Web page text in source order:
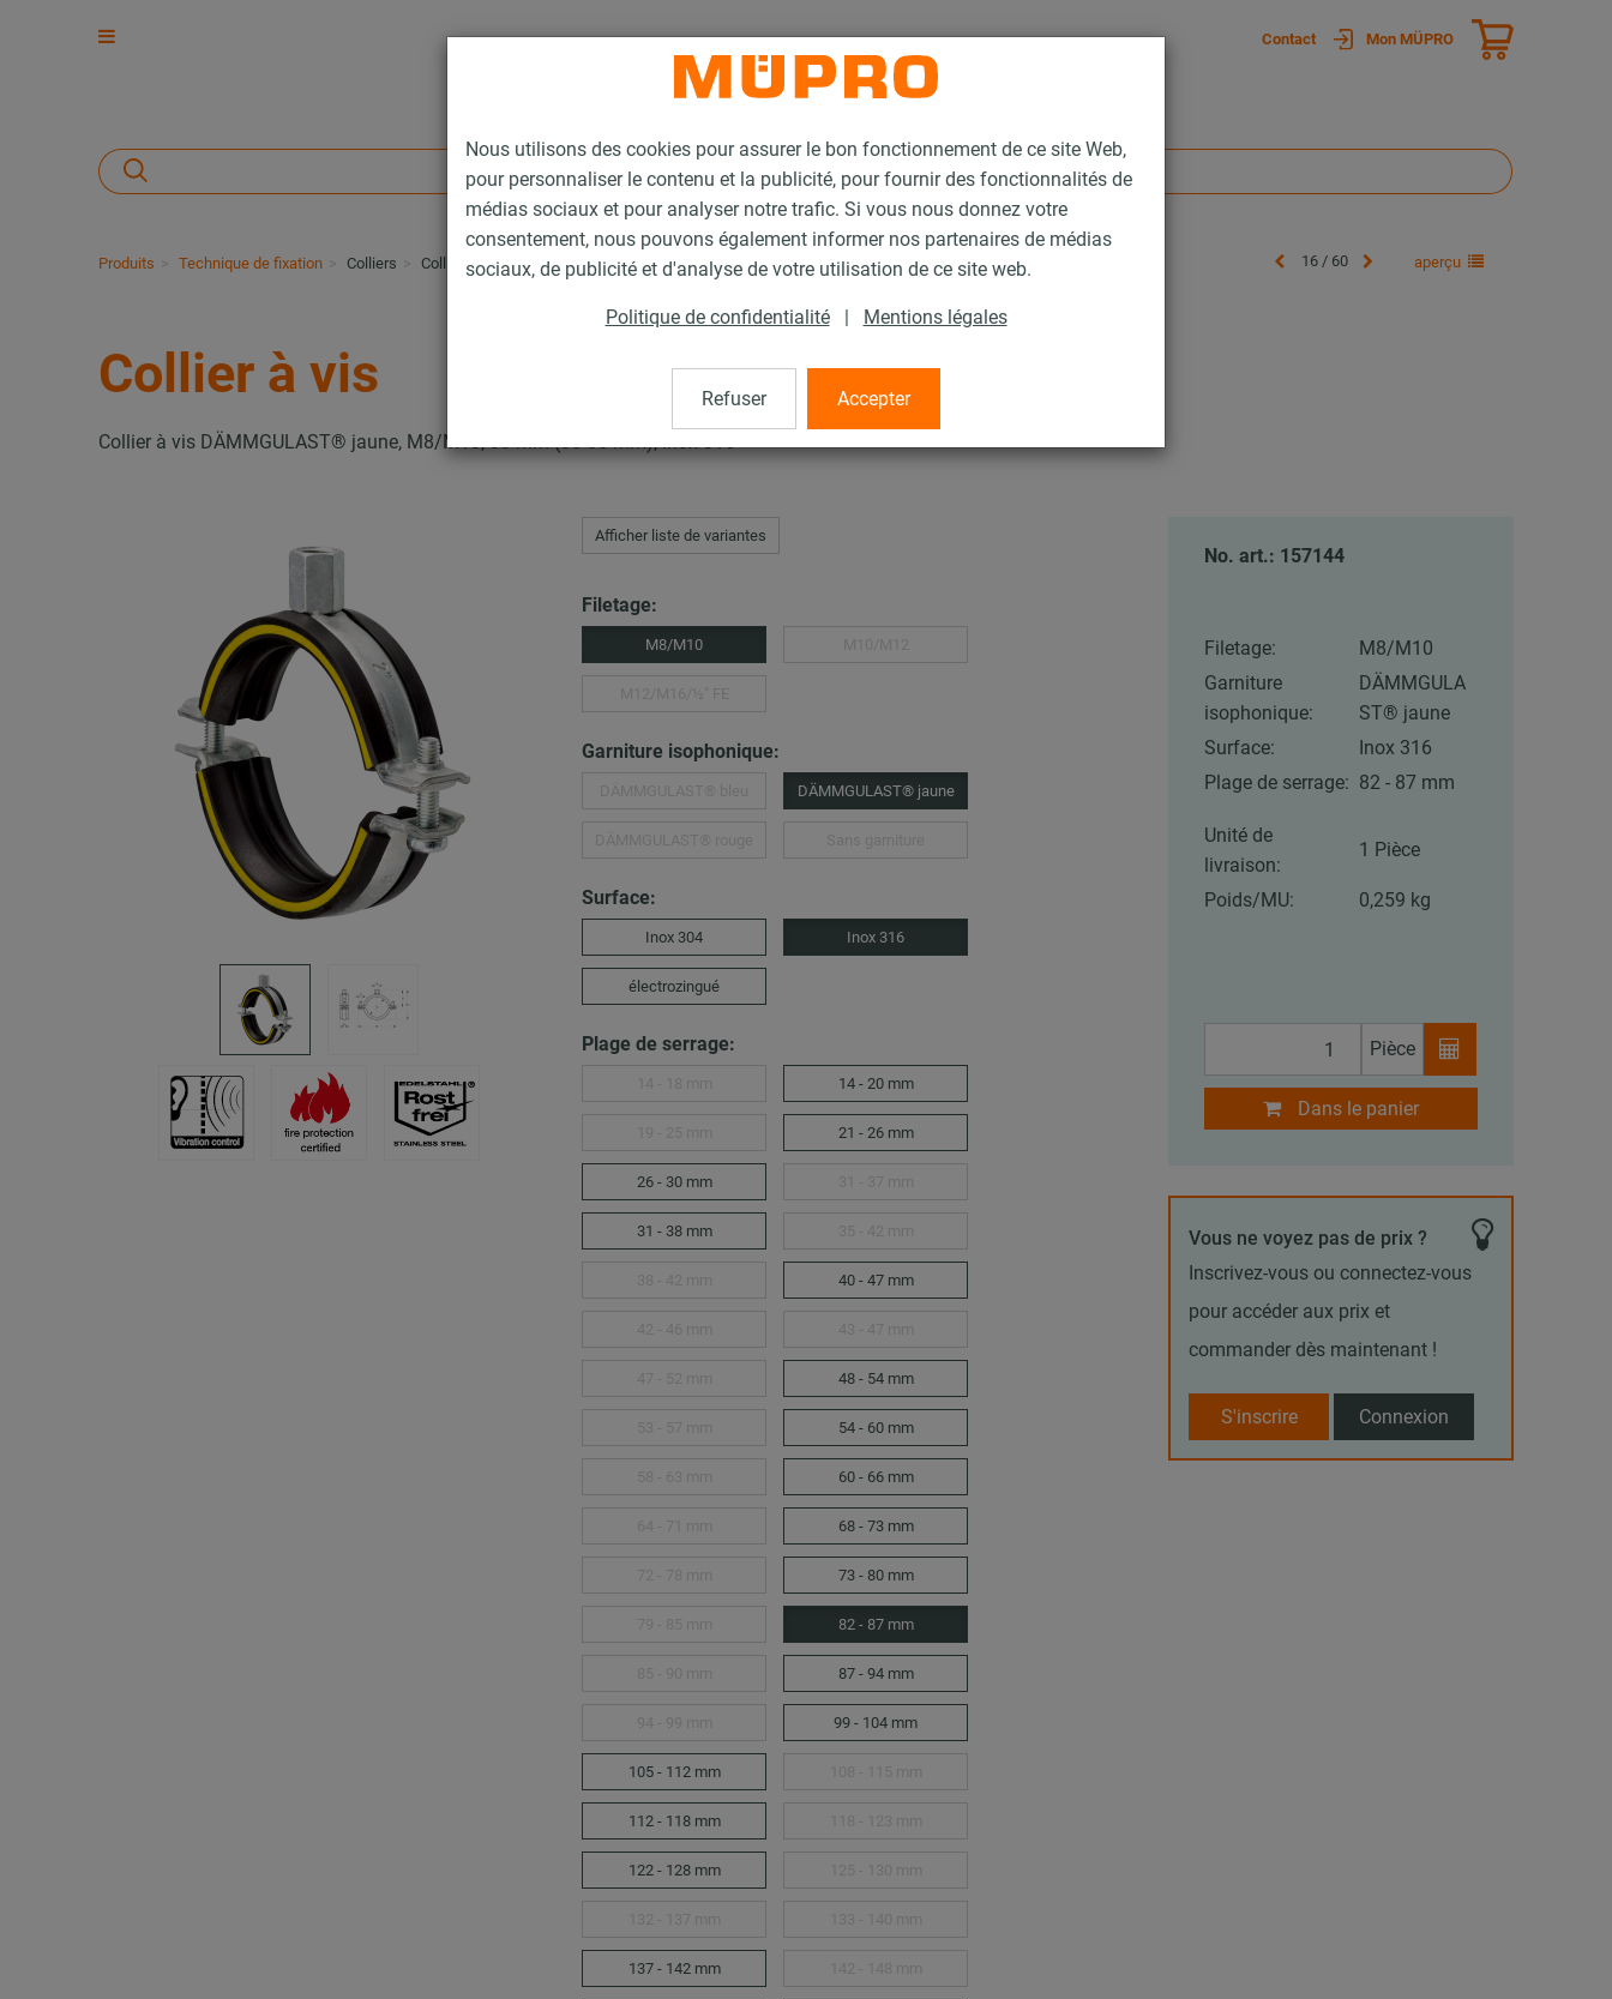
Nous utilisons des cookies pour assurer le bon fonctionnement de ce site Web,
pour personnaliser le contenu et la publicité, pour fournir des fonctionnalités de
médias sociaux et pour analyser notre trafic. Si vous nous donnez votre
consentement, nous pouvons également informer nos partenaires de médias
sociaux, de publicité et d'analyse de votre utilisation de ce site web.
Politique de confidentialité | Mentions légales
Refuser Accepter
Contact Mon MÜPRO
Produits Technique de fixation Colliers Collier à vis 16 / 60 aperçu
Collier à vis
Collier à vis DÄMMGULAST® jaune, M8/M10, 83 mm (80-85 mm), Inox 316
Afficher liste de variantes
Filetage:
M8/M10
Garniture isophonique:
DÄMMGULAST® jaune
Surface:
Inox 304 Inox 316
électrozingué
Plage de serrage:
14 - 20 mm
21 - 26 mm
26 - 30 mm
31 - 38 mm
40 - 47 mm
48 - 54 mm
54 - 60 mm
60 - 66 mm
68 - 73 mm
73 - 80 mm
82 - 87 mm
87 - 94 mm
99 - 104 mm
105 - 112 mm
112 - 118 mm
122 - 128 mm
137 - 142 mm
No. art.: 157144
Filetage:
M8/M10
Garniture
isophonique:
DÄMMGULA
ST® jaune
Surface:
Inox 316
Plage de serrage: 82 - 87 mm
Unité de
livraison:
1 Pièce
Poids/MU: 0,259 kg
Pièce
Dans le panier
Vous ne voyez pas de prix ?
Inscrivez-vous ou connectez-vous
pour accéder aux prix et
commander dès maintenant !
S'inscrire Connexion